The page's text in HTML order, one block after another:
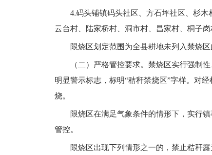
4.码头铺镇码头社区、方石坪社区、杉
云台村、陆家桥村、洞市村、昌家村、桐子岗
限烧区划定范围为全县耕地未列入禁烧区
（二）严格管控要求。禁烧区实行强制
明显警示标志，标明“秸秆禁烧区”字样。对
烧。
限烧区在满足气象条件的情形下，实行
管控。
限烧区出现下列情形之一的，禁止秸秆露